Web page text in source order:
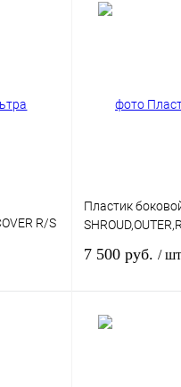
R/S
Пластик
7 500 руб. / шт